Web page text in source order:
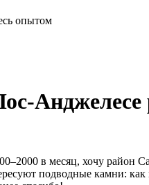
опытом
Анджелесе
в месяц, хочу
подводные камни: как